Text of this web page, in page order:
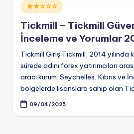
Posted
in
☆☆☆
Tickmill – Tickmill
İnceleme ve Yorumlar
Tickmill Giriş Tickmill, 2014 yılında
sürede adını forex yatırımcıları
aracı kurum. Seychelles, Kıbrıs ve
bölgelerde lisanslara sahip olan
09/04/2025